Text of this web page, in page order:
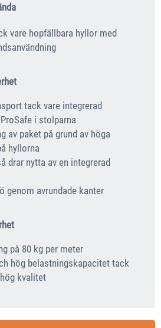
vare hopfällbara hyllor med
tack vare integrerad
i stolparna
av paket på grund av höga
hyllorna
drar nytta av en integrerad
genom avrundade kanter
på 80 kg per meter
hög belastningskapacitet tack
kvalitet